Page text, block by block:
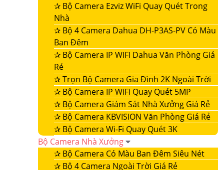
✰ Bộ Camera Ezviz WiFi Quay Quét Trong
Nhà
✰ Bộ 4 Camera Dahua DH-P3AS-PV Có Màu
Ban Đêm
✰ Bộ Camera IP WIFI Dahua Văn Phòng Giá
Rẻ
✰Trọn Bộ Camera Gia Đình 2K Ngoài Trời
✰ Bộ Camera IP WiFi Quay Quét 5MP
✰ Bộ Camera Giám Sát Nhà Xưởng Giá Rẻ
✰ Bộ Camera KBVISION Văn Phòng Giá Rẻ
✰ Bộ Camera Wi-Fi Quay Quét 3K
Bộ Camera Nhà Xưởng
✰ Bộ Camera Có Màu Ban Đêm Siêu Nét
✰ Bộ 4 Camera Ngoài Trời Giá Rẻ